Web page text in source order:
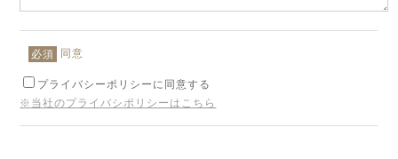
必須 同意
プライバシーポリシーに同意する
※当社のプライバシポリシーはこちら